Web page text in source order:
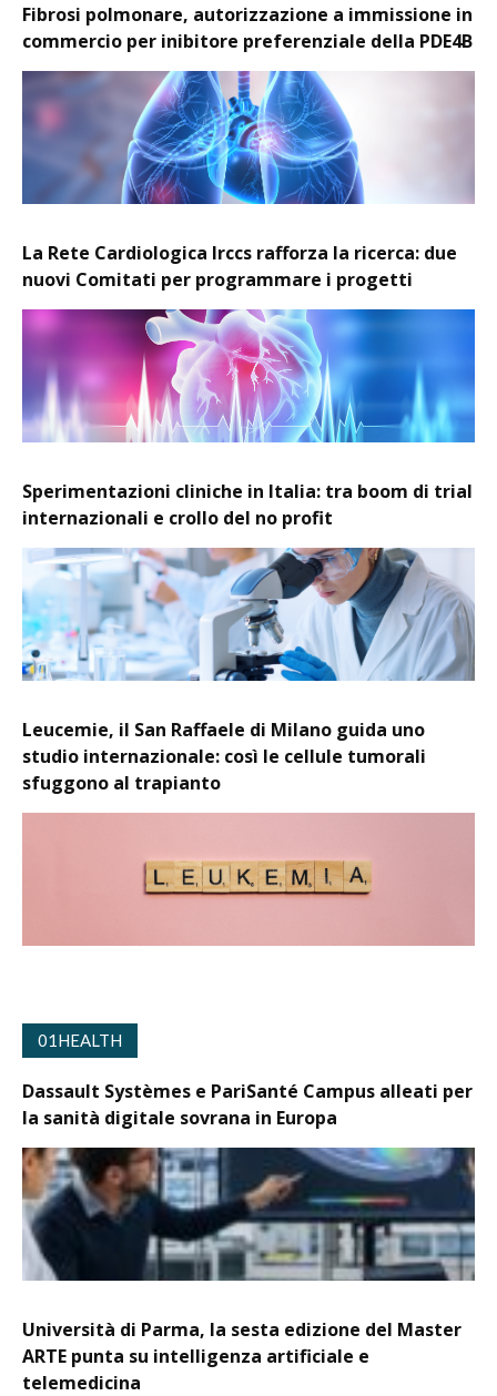
Fibrosi polmonare, autorizzazione a immissione in
commercio per inibitore preferenziale della PDE4B
La Rete Cardiologica Irccs rafforza la ricerca: due
nuovi Comitati per programmare i progetti
Sperimentazioni cliniche in Italia: tra boom di trial
internazionali e crollo del no profit
Leucemie, il San Raffaele di Milano guida uno
studio internazionale: così le cellule tumorali
sfuggono al trapianto
01HEALTH
Dassault Systèmes e PariSanté Campus alleati per
la sanità digitale sovrana in Europa
Università di Parma, la sesta edizione del Master
ARTE punta su intelligenza artificiale e
telemedicina